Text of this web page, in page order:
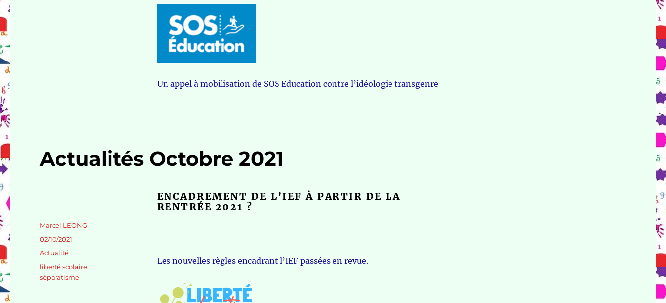
Un appel à mobilisation de SOS Education contre l’idéologie transgenre
Actualités Octobre 2021
ENCADREMENT DE L’IEF À PARTIR DE LA
RENTRÉE 2021 ?
Les nouvelles règles encadrant l’IEF passées en revue.
Auteur
Marcel LEONG
Publié
02/10/2021
Catégories
Actualité
Étiquettes
liberté scolaire,
séparatisme